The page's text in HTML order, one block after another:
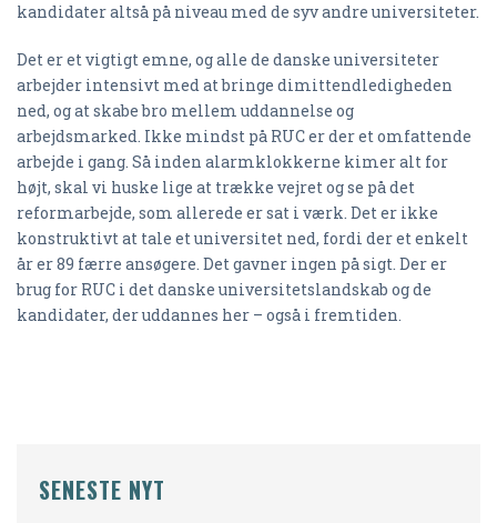
kandidater altså på niveau med de syv andre universiteter.
Det er et vigtigt emne, og alle de danske universiteter
arbejder intensivt med at bringe dimittendledigheden
ned, og at skabe bro mellem uddannelse og
arbejdsmarked. Ikke mindst på RUC er der et omfattende
arbejde i gang. Så inden alarmklokkerne kimer alt for
højt, skal vi huske lige at trække vejret og se på det
reformarbejde, som allerede er sat i værk. Det er ikke
konstruktivt at tale et universitet ned, fordi der et enkelt
år er 89 færre ansøgere. Det gavner ingen på sigt. Der er
brug for RUC i det danske universitetslandskab og de
kandidater, der uddannes her – også i fremtiden.
SENESTE NYT